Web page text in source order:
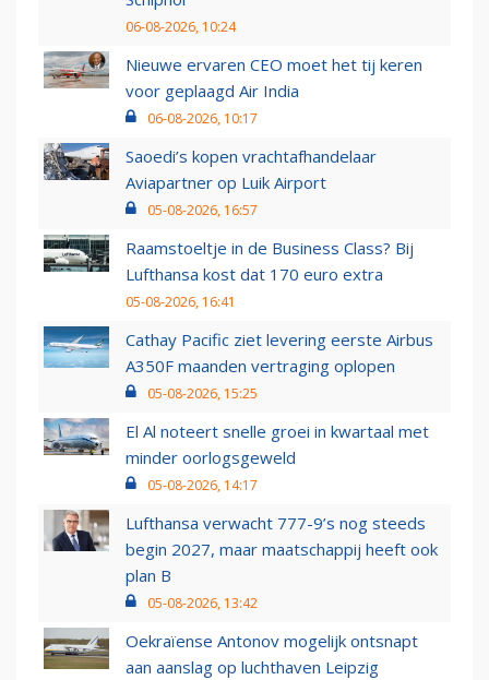
06-08-2026, 10:24
Nieuwe ervaren CEO moet het tij keren
voor geplaagd Air India
06-08-2026, 10:17
Saoedi’s kopen vrachtafhandelaar
Aviapartner op Luik Airport
05-08-2026, 16:57
Raamstoeltje in de Business Class? Bij
Lufthansa kost dat 170 euro extra
05-08-2026, 16:41
Cathay Pacific ziet levering eerste Airbus
A350F maanden vertraging oplopen
05-08-2026, 15:25
El Al noteert snelle groei in kwartaal met
minder oorlogsgeweld
05-08-2026, 14:17
Lufthansa verwacht 777-9’s nog steeds
begin 2027, maar maatschappij heeft ook
plan B
05-08-2026, 13:42
Oekraïense Antonov mogelijk ontsnapt
aan aanslag op luchthaven Leipzig